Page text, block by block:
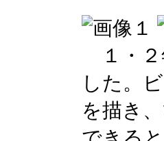
１・２
した。
を描き